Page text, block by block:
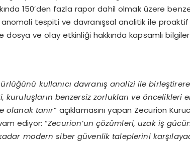
150’den fazla rapor dahil olmak üzere
tespiti ve davranışsal analitik ile
ve olay etkinliği hakkında kapsamlı bilgiler
ürlüğünü kullanıcı davranış analizi ile birleş
kuruluşların benzersiz zorlukları ve öncelikleri
olanak tanır” açıklamasını yapan Zecurion
ediyor: “Zecurion’un çözümleri, uzak iş gücü
modern siber güvenlik taleplerini karşı